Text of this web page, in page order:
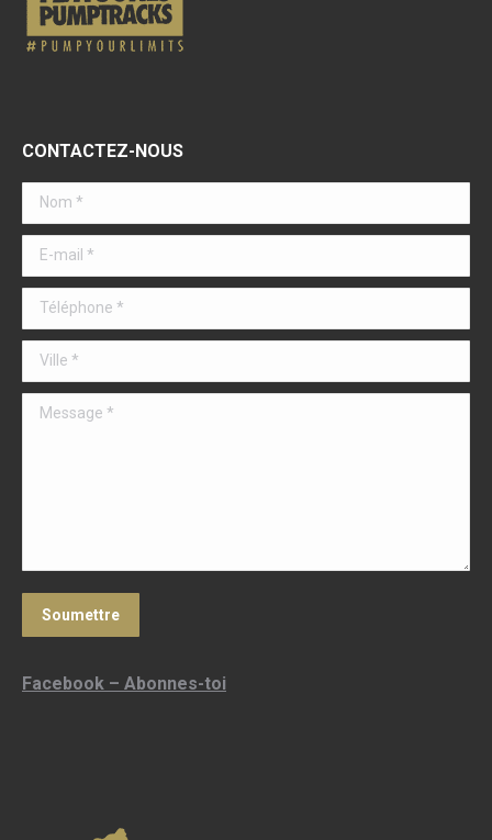
CONTACTEZ-NOUS
Nom *
E-mail *
Téléphone *
Ville *
Message *
Soumettre
Facebook – Abonnes-toi